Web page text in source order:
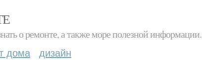
о ремонте, а также море полезной информации.
дома дизайн